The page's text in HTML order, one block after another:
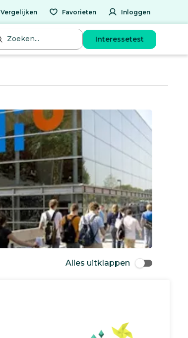
Vergelijken Favorieten Inloggen
Interessetest
Alles uitklappen